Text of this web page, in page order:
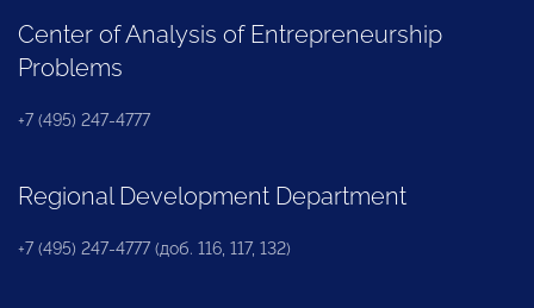
Center of Analysis of Entrepreneurship
Problems
+7 (495) 247-4777
Regional Development Department
+7 (495) 247-4777 (доб. 116, 117, 132)